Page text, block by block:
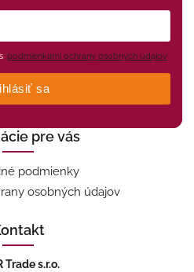
podmienkami ochrany osobných údajov
sa
pre vás
podmienky
osobných údajov
Trade s.r.o.